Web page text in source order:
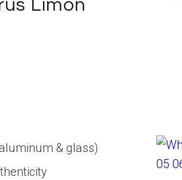
Limon
& glass)